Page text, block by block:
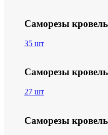
Саморезы
35 шт
Саморезы
27 шт
Саморезы